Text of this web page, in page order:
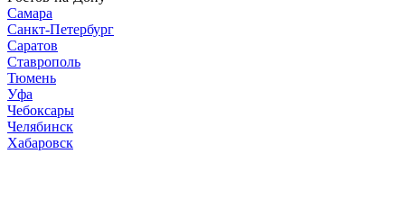
Самара
Санкт-Петербург
Саратов
Ставрополь
Тюмень
Уфа
Чебоксары
Челябинск
Хабаровск